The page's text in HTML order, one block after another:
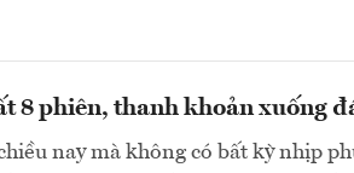
8 phiên, thanh khoản xuống
nay mà không có bất kỳ nhịp